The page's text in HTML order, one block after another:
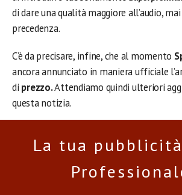
di dare una qualità maggiore all’audio,
precedenza.
C’è da precisare, infine, che al momento
ancora annunciato in maniera ufficiale
di prezzo.Attendiamo quindi ulteriori
questa notizia.
La tua pubblicità